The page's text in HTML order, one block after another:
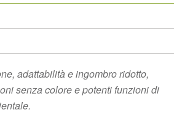
adattabilità e ingombro ridotto,
senza colore e potenti funzioni di